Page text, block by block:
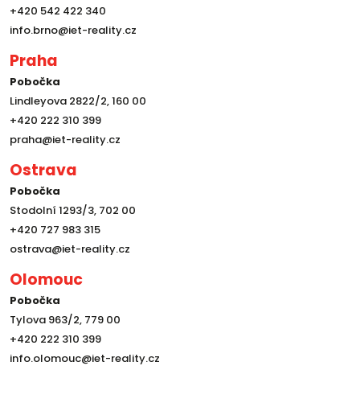
+420 542 422 340
info.brno@iet-reality.cz
Praha
Pobočka
Lindleyova 2822/2, 160 00
+420 222 310 399
praha@iet-reality.cz
Ostrava
Pobočka
Stodolní 1293/3, 702 00
+420 727 983 315
ostrava@iet-reality.cz
Olomouc
Pobočka
Tylova 963/2, 779 00
+420 222 310 399
info.olomouc@iet-reality.cz